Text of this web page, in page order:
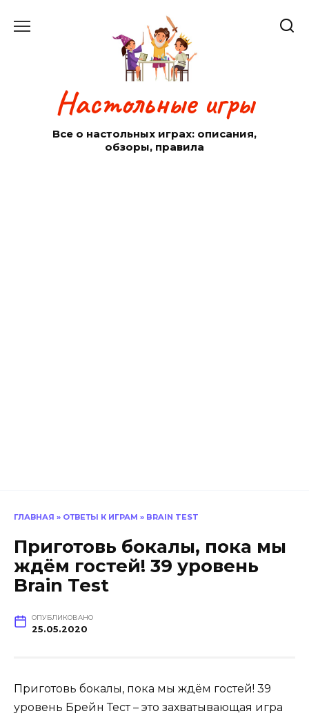
Настольные игры
Все о настольных играх: описания,
обзоры, правила
ГЛАВНАЯ » ОТВЕТЫ К ИГРАМ » BRAIN TEST
Приготовь бокалы, пока мы
ждём гостей! 39 уровень
Brain Test
ОПУБЛИКОВАНО
25.05.2020
Приготовь бокалы, пока мы ждём гостей! 39
уровень Брейн Тест – это захватывающая игра